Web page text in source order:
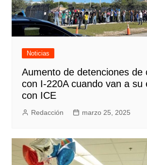
Noticias
Aumento de detenciones de
con I-220A cuando van a su
con ICE
Redacción marzo 25, 2025